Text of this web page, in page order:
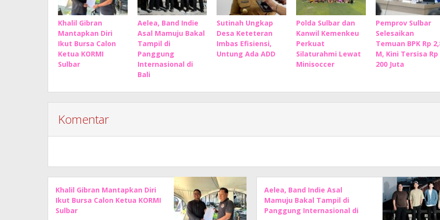
Khalil Gibran
Mantapkan Diri
Ikut Bursa Calon
Ketua KORMI
Sulbar
Aelea, Band Indie
Asal Mamuju Bakal
Tampil di
Panggung
Internasional di
Bali
Sutinah Ungkap
Desa Keteteran
Imbas Efisiensi,
Untung Ada ADD
Polda Sulbar dan
Kanwil Kemenkeu
Perkuat
Silaturahmi Lewat
Minisoccer
Pemprov Sulbar
Selesaikan
Temuan BPK Rp
M, Kini Tersisa Rp
200 Juta
Komentar
Khalil Gibran Mantapkan Diri
Ikut Bursa Calon Ketua KORMI
Sulbar
Aelea, Band Indie Asal
Mamuju Bakal Tampil di
Panggung Internasional di